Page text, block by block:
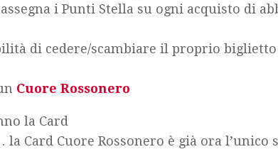
assegna i Punti Stella su ogni acquisto di
di cedere/scambiare il proprio
Cuore Rossonero
la Card
Card Cuore Rossonero è già ora l’unico